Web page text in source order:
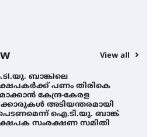
View all
ബാങ്കിലെ
പണം തിരികെ
കേന്ദ്ര-കേരള
അടിയന്തരമായി
ഐ.ടി.യു. ബാങ്ക്
സംരക്ഷണ സമിതി